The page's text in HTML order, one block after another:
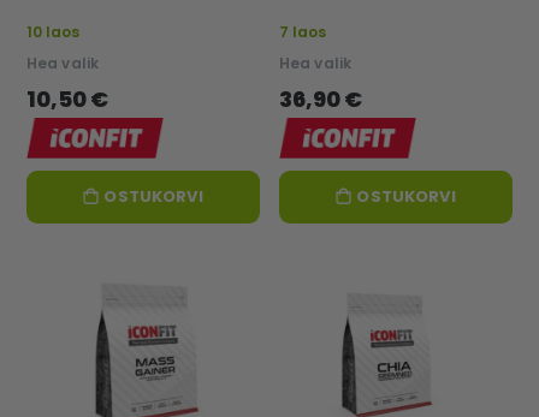
10 laos
Hea valik
10,50 €
OSTUKORVI
7 laos
Hea valik
36,90 €
OSTUKORVI